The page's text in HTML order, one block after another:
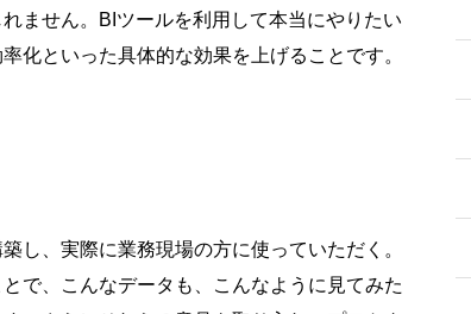
ません。BIツールを利用して本当にやりたい
化といった具体的な効果を上げることです。
し、実際に業務現場の方に使っていただく。
で、こんなデータも、こんなように見てみた